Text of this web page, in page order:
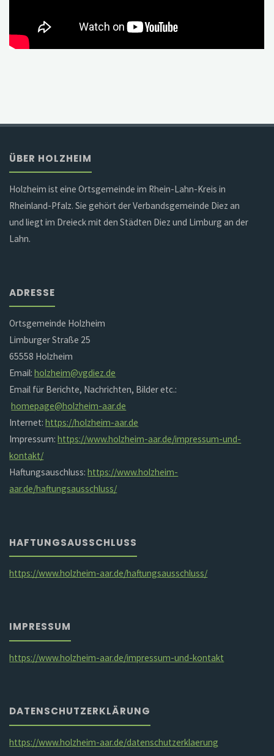
ÜBER HOLZHEIM
Holzheim ist eine Ortsgemeinde im Rhein-Lahn-Kreis in
Rheinland-Pfalz. Sie gehört der Verbandsgemeinde Diez an
und liegt im Dreieck mit den Städten Diez und Limburg an der
Lahn.
ADRESSE
Ortsgemeinde Holzheim
Limburger Straße 25
65558 Holzheim
Email:holzheim@vgdiez.de
Email für Berichte, Nachrichten, Bilder etc.:
homepage@holzheim-aar.de
Internet:https://holzheim-aar.de
Impressum:https://www.holzheim-aar.de/impressum-und-
kontakt/
Haftungsauschluss:https://www.holzheim-
aar.de/haftungsausschluss/
HAFTUNGSAUSSCHLUSS
https://www.holzheim-aar.de/haftungsausschluss/
IMPRESSUM
https://www.holzheim-aar.de/impressum-und-kontakt
DATENSCHUTZERKLÄRUNG
https://www.holzheim-aar.de/datenschutzerklaerung